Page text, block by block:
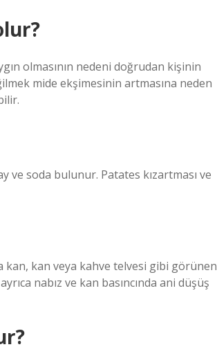
olmasının nedeni doğrudan kişinin
mide ekşimesinin artmasına neden
ve soda bulunur. Patates kızartması ve
kan, kan veya kahve telvesi gibi görünen
nabız ve kan basıncında ani düşüş